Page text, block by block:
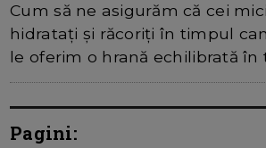
Cum să ne asigurăm că cei
hidratați și răcoriți în timpul
le oferim o hrană echilibrată în
Pagini: